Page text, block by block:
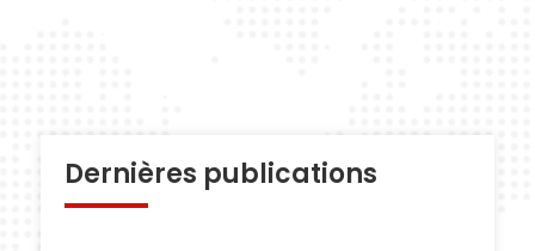
Dernières publications